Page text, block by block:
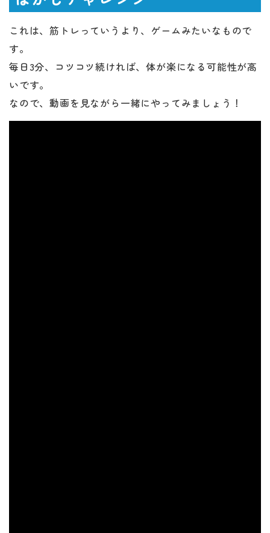
これは、筋トレっていうより、ゲームみたいなもので
す。
毎日3分、コツコツ続ければ、体が楽になる可能性が高
いです。
なので、動画を見ながら一緒にやってみましょう！